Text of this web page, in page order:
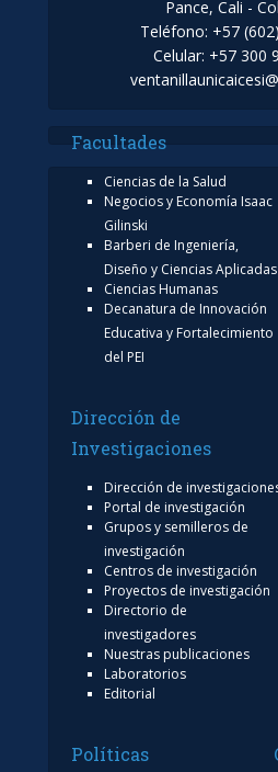
Pance, Cali -
Teléfono: +57
Celular: +57 300
Facultades
Ciencias de la Salud
Negocios y Economía Isaac
Gilinski
Barberi de Ingeniería,
Diseño y Ciencias Aplicadas
Ciencias Humanas
Decanatura de Innovación
Educativa y Fortalecimiento
del PEI
Dirección de
Investigaciones
Dirección de
Portal de investigación
Grupos y semilleros de
investigación
Centros de investigación
Proyectos de investigación
Directorio de
investigadores
Nuestras publicaciones
Laboratorios
Editorial
Políticas